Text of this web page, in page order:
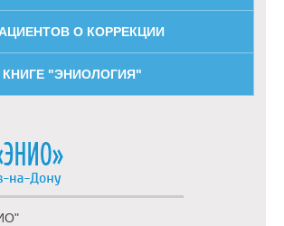
О КОРРЕКЦИИ
"ЭНИОЛОГИЯ"